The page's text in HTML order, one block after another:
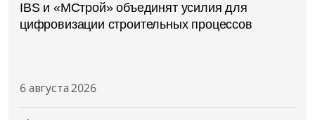
IBS и «МСтрой» объединят усилия для
цифровизации строительных процессов
6 августа 2026